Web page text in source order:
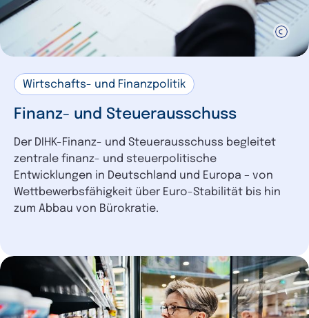
Wirtschafts- und Finanzpolitik
Finanz- und Steuerausschuss
Der DIHK-Finanz- und Steuerausschuss begleitet
zentrale finanz- und steuerpolitische
Entwicklungen in Deutschland und Europa – von
Wettbewerbsfähigkeit über Euro-Stabilität bis hin
zum Abbau von Bürokratie.